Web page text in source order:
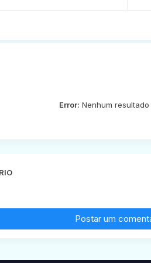
Error: Nenhum
Postar um